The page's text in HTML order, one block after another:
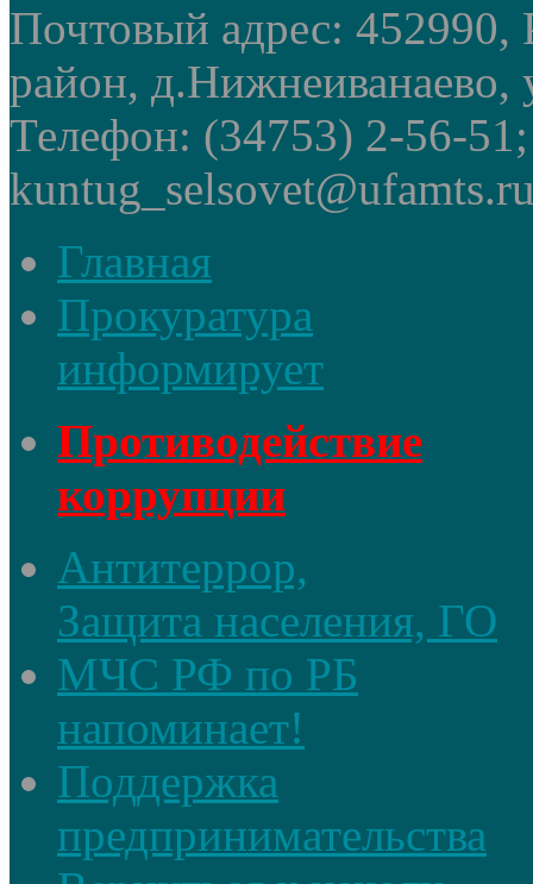
Почтовый адрес: 452990,
район, д.Нижнеиванаево,
Телефон: (34753) 2-56-
Главная
Прокуратура
информирует
Противодействие
коррупции
Антитеррор,
Защита населения, ГО
МЧС РФ по РБ
напоминает!
Поддержка
предпринимательства